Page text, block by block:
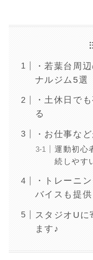
・若葉台周
ナルジム5選
・土休日で
る
・お仕事な
運動初心
続しやす
・トレーニ
バイスも提供
スタジオUに
ます♪